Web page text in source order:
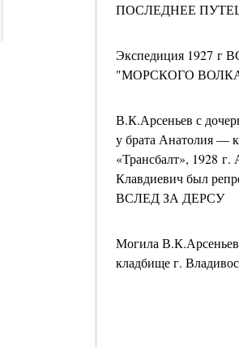
ПОСЛЕДНЕЕ
Экспедиция 1927 г
"МОРСКОГО
В.К.Арсеньев с
у брата Анатолия —
«Трансбалт», 1928 г.
Клавдиевич был
ВСЛЕД ЗА ДЕРСУ
Могила
кладбище г.